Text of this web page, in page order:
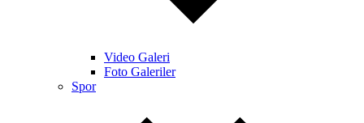
Video Galeri
Foto Galeriler
Spor